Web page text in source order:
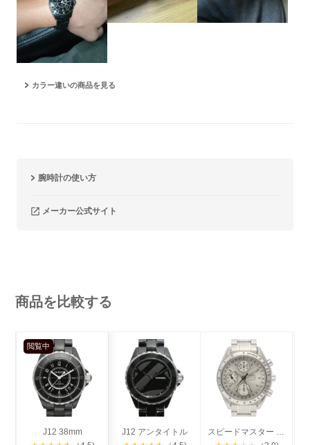
#オールブラック
カラー違いの商品を見る
腕時計の使い方
メーカー公式サイト
商品を比較する
閲覧中
J12 38mm
J12 アンタイトル
スピードマスター トリプルカレンダー